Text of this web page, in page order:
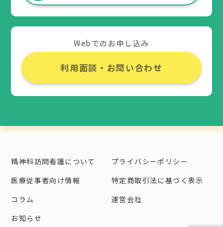
Webでのお申し込み
利用面談・お問い合わせ
精神科訪問看護について
医療従事者向け情報
コラム
お知らせ
プライバシーポリシー
特定商取引法に基づく表示
運営会社